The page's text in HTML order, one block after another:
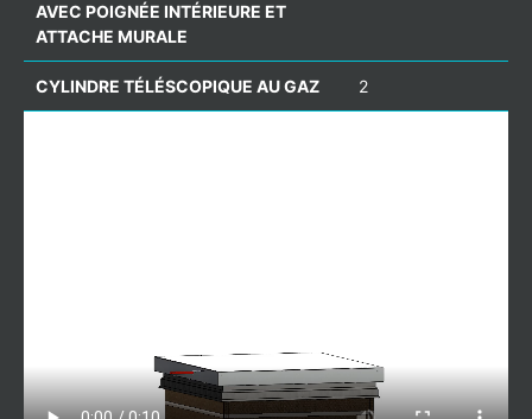
AVEC POIGNÉE INTÉRIEURE ET
ATTACHE MURALE
CYLINDRE TÉLÉSCOPIQUE AU GAZ 2